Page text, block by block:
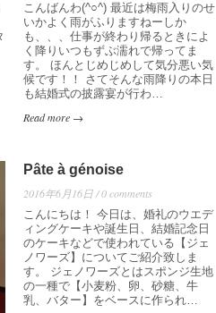
こんばんわ(^○^) 最近は梅雨入りのせ
いかよく雨がふりますねーしか
も、、、仕事が終わり帰るときによ
く降りいつもずぶ濡れで帰ってま
す。 ほんとじめじめして気分悪い気
候です！！ さてそんな雨降りの本日
も結婚式の披露宴が行わ…
Read more →
Pâte à génoise
2016年6月16日 / 0 comments
こんにちは！ 今日は、婚礼のウエデ
ィングケーキや誕生日、結婚記念日
のケーキなどで使われている【ジェ
ノワーズ】についてご紹介致しま
す。 ジェノワーズとはスポンジ生地
の一種で【小麦粉、卵、砂糖、牛
乳、バター】をベースに作られ…